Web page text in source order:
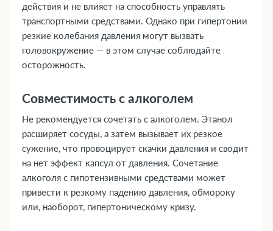
действия и не влияет на способность управлять
транспортными средствами. Однако при гипертонии
резкие колебания давления могут вызвать
головокружение — в этом случае соблюдайте
осторожность.
Совместимость с алкоголем
Не рекомендуется сочетать с алкоголем. Этанол
расширяет сосуды, а затем вызывает их резкое
сужение, что провоцирует скачки давления и сводит
на нет эффект капсул от давления. Сочетание
алкоголя с гипотензивными средствами может
привести к резкому падению давления, обмороку
или, наоборот, гипертоническому кризу.